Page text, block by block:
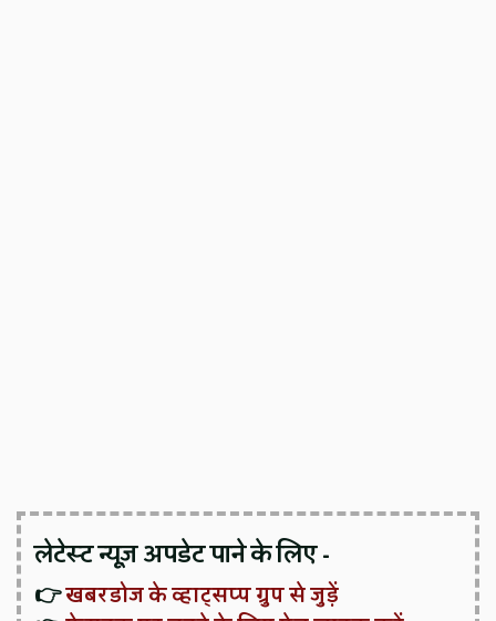
लेटेस्ट न्यूज़ अपडेट पाने के लिए -
👉खबरडोज के व्हाट्सप्प ग्रुप से जुड़ें